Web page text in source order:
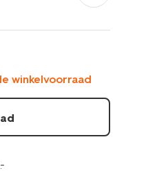
winkelvoorraad